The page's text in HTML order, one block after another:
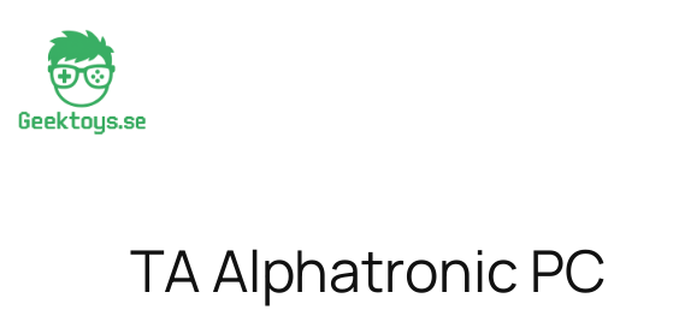
Hoppa
innehåll
TA Alphatronic PC